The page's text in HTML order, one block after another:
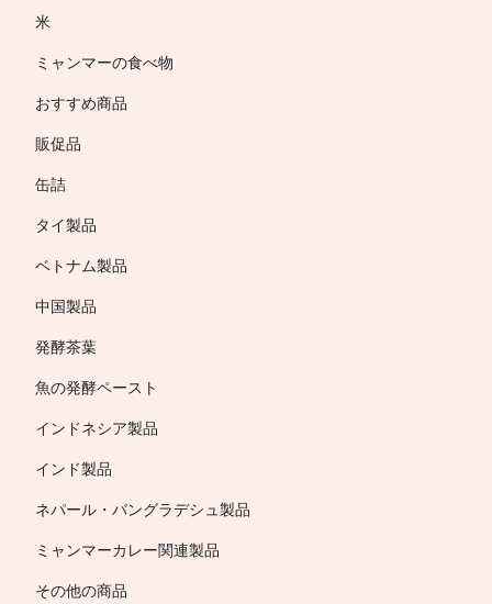
米
ミャンマーの食べ物
おすすめ商品
販促品
缶詰
タイ製品
ベトナム製品
中国製品
発酵茶葉
魚の発酵ペースト
インドネシア製品
インド製品
ネパール・バングラデシュ製品
ミャンマーカレー関連製品
その他の商品